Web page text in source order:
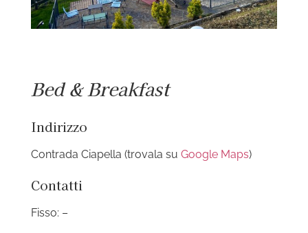
Bed & Breakfast
Indirizzo
Contrada Ciapella (trovala su Google Maps)
Contatti
Fisso: –